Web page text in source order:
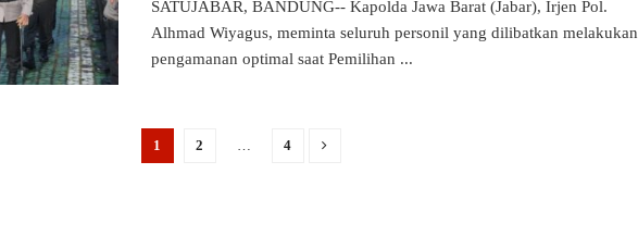
SATUJABAR, BANDUNG-- Kapolda Jawa Barat (Jabar), Irjen Pol.
Alhmad Wiyagus, meminta seluruh personil yang dilibatkan melakukan
pengamanan optimal saat Pemilihan ...
1 2 4